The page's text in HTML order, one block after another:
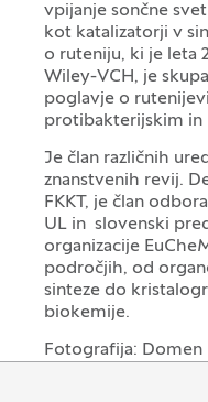
vpijanje sončne
kot katalizatorji v
o ruteniju, ki je leta
Wiley-VCH, je
poglavje o
protibakterijskim in
Je član različnih
znanstvenih revij.
FKKT, je član
UL in slovenski
organizacije
področjih, od
sinteze do
biokemije.
Fotografija: Domen